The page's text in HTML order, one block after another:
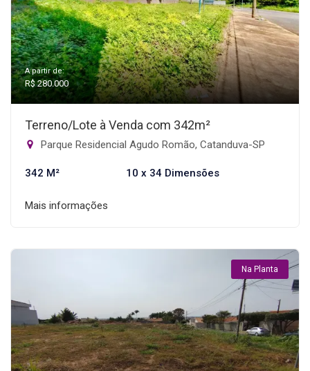
A partir de:
R$ 280.000
Terreno/Lote à Venda com 342m²
Parque Residencial Agudo Romão, Catanduva-SP
342 M² 10 x 34 Dimensões
Mais informações
Na Planta